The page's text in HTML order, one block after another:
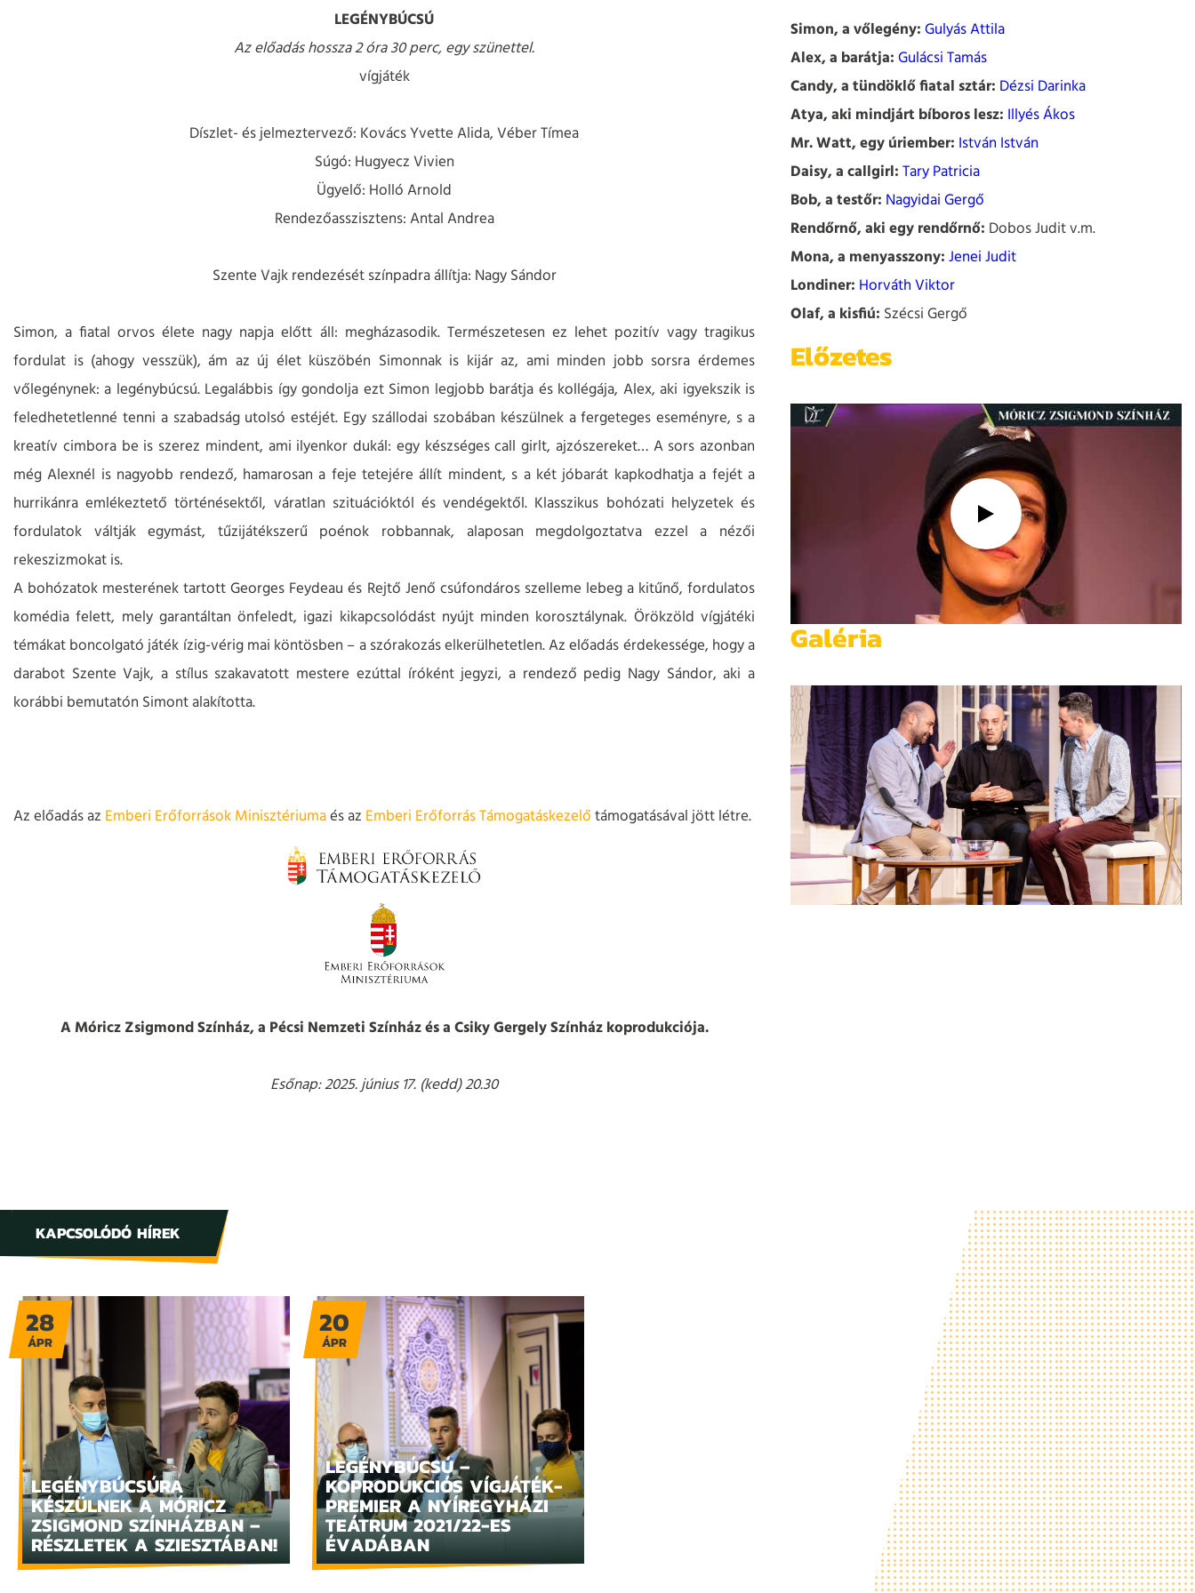
LEGÉNYBÚCSÚ
Az előadás hossza 2 óra 30 perc, egy szünettel.
vígjáték
Díszlet- és jelmeztervező: Kovács Yvette Alida, Véber Tímea
Súgó: Hugyecz Vivien
Ügyelő: Holló Arnold
Rendezőasszisztens: Antal Andrea
Szente Vajk rendezését színpadra állítja: Nagy Sándor
Simon, a fiatal orvos élete nagy napja előtt áll: megházasodik. Természetesen ez lehet pozitív vagy tragikus
fordulat is (ahogy vesszük), ám az új élet küszöbén Simonnak is kijár az, ami minden jobb sorsra érdemes
vőlegénynek: a legénybúcsú. Legalábbis így gondolja ezt Simon legjobb barátja és kollégája, Alex, aki igyekszik is
feledhetetlenné tenni a szabadság utolsó estéjét. Egy szállodai szobában készülnek a fergeteges eseményre, s a
kreatív cimbora be is szerez mindent, ami ilyenkor dukál: egy készséges call girlt, ajzószereket… A sors azonban
még Alexnél is nagyobb rendező, hamarosan a feje tetejére állít mindent, s a két jóbarát kapkodhatja a fejét a
hurrikánra emlékeztető történésektől, váratlan szituációktól és vendégektől. Klasszikus bohózati helyzetek és
fordulatok váltják egymást, tűzijátékszerű poénok robbannak, alaposan megdolgoztatva ezzel a nézői
rekeszizmokat is.
A bohózatok mesterének tartott Georges Feydeau és Rejtő Jenő csúfondáros szelleme lebeg a kitűnő, fordulatos
komédia felett, mely garantáltan önfeledt, igazi kikapcsolódást nyújt minden korosztálynak. Örökzöld vígjátéki
témákat boncolgató játék ízig-vérig mai köntösben – a szórakozás elkerülhetetlen. Az előadás érdekessége, hogy a
darabot Szente Vajk, a stílus szakavatott mestere ezúttal íróként jegyzi, a rendező pedig Nagy Sándor, aki a
korábbi bemutatón Simont alakította.
Az előadás az Emberi Erőforrások Minisztériumaés az Emberi Erőforrás Támogatáskezelőtámogatásával jött létre.
A Móricz Zsigmond Színház, a Pécsi Nemzeti Színház és a Csiky Gergely Színház koprodukciója.
Esőnap: 2025. június 17. (kedd) 20.30
Simon, a vőlegény:Gulyás Attila
Alex, a barátja:Gulácsi Tamás
Candy, a tündöklő fiatal sztár: Dézsi Darinka
Atya, aki mindjárt bíboros lesz: Illyés Ákos
Mr. Watt, egy úriember: István István
Daisy, a callgirl:Tary Patricia
Bob, a testőr: Nagyidai Gergő
Rendőrnő, aki egy rendőrnő: Dobos Judit v.m.
Mona, a menyasszony:Jenei Judit
Londiner: Horváth Viktor
Olaf, a kisfiú: Szécsi Gergő
Előzetes
Galéria
KAPCSOLÓDÓ HÍREK
LEGÉNYBÚCSÚRA
KÉSZÜLNEK A MÓRICZ
ZSIGMOND SZÍNHÁZBAN –
RÉSZLETEK A SZIESZTÁBAN!
28
ÁPR
LEGÉNYBÚCSÚ –
KOPRODUKCIÓS VÍGJÁTÉK-
PREMIER A NYÍREGYHÁZI
TEÁTRUM 2021/22-ES
ÉVADÁBAN
20
ÁPR